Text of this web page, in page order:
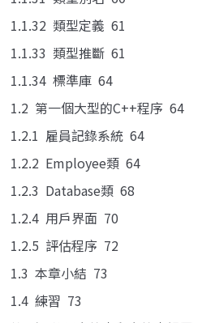
1.1.32 類型定義 61
1.1.33 類型推斷 61
1.1.34 標準庫 64
1.2 第一個大型的C++程序 64
1.2.1 雇員記錄系統 64
1.2.2 Employee類 64
1.2.3 Database類 68
1.2.4 用戶界面 70
1.2.5 評估程序 72
1.3 本章小結 73
1.4 練習 73